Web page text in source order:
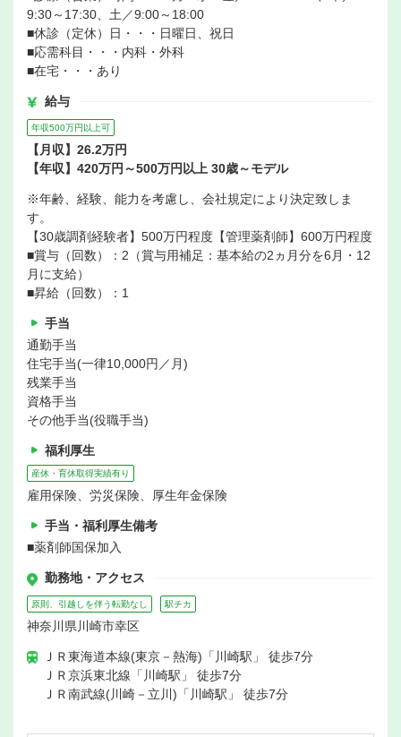
9:30～17:30、土／9:00～18:00
■休診（定休）日・・・日曜日、祝日
■応需科目・・・内科・外科
■在宅・・・あり
給与
年収500万円以上可
【月収】26.2万円
【年収】420万円～500万円以上 30歳～モデル
※年齢、経験、能力を考慮し、会社規定により決定致しま
す。
【30歳調剤経験者】500万円程度【管理薬剤師】600万円程度
■賞与（回数）：2（賞与用補足：基本給の2ヵ月分を6月・12
月に支給）
■昇給（回数）：1
手当
通勤手当
住宅手当(一律10,000円／月)
残業手当
資格手当
その他手当(役職手当)
福利厚生
産休・育休取得実績有り
雇用保険、労災保険、厚生年金保険
手当・福利厚生備考
■薬剤師国保加入
勤務地・アクセス
原則、引越しを伴う転勤なし 駅チカ
神奈川県川崎市幸区
ＪＲ東海道本線(東京－熱海)「川崎駅」 徒歩7分
ＪＲ京浜東北線「川崎駅」 徒歩7分
ＪＲ南武線(川崎－立川)「川崎駅」 徒歩7分